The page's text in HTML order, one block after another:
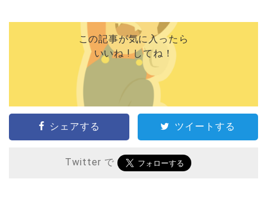
この記事が気に入ったら
いいね ! してね！
シェアする ツイートする
Twitter で